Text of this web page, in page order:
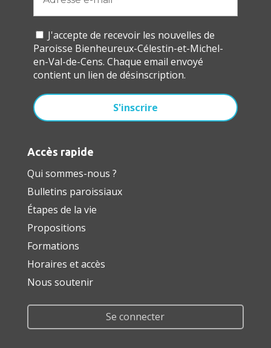
J'accepte de recevoir les nouvelles de
Paroisse Bienheureux-Célestin-et-Michel-
en-Val-de-Cens. Chaque email envoyé
contient un lien de désinscription.
Accès rapide
Qui sommes-nous ?
Bulletins paroissiaux
Étapes de la vie
Propositions
Formations
Horaires et accès
Nous soutenir
Se connecter